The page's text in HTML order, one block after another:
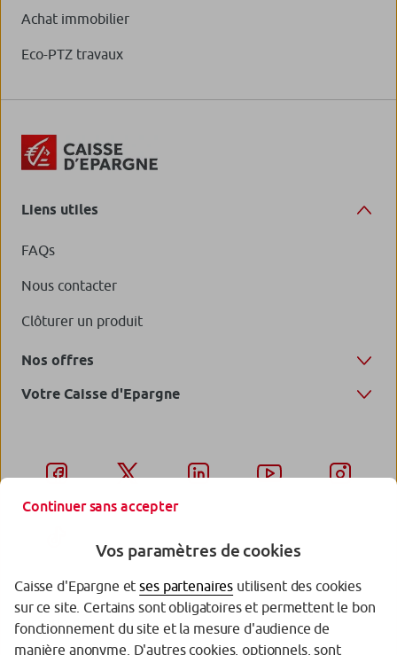
Achat immobilier
Eco-PTZ travaux
Liens utiles
FAQs
Nous contacter
Clôturer un produit
Nos offres
Votre Caisse d'Epargne
Garantie des Dépôts
Continuer sans accepter
Vos paramètres de cookies
Caisse d'Epargne etses partenaires utilisent des cookies
sur ce site. Certains sont obligatoires et permettent le bon
fonctionnement du site et la mesure d'audience de
manière anonyme. D'autres cookies, optionnels, sont